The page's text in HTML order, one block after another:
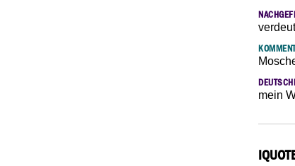
mein